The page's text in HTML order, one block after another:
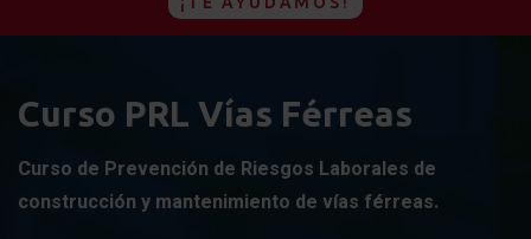
Curso PRL Vías Férreas
Curso de Prevención de Riesgos Laborales de
construcción y mantenimiento de vías férreas.